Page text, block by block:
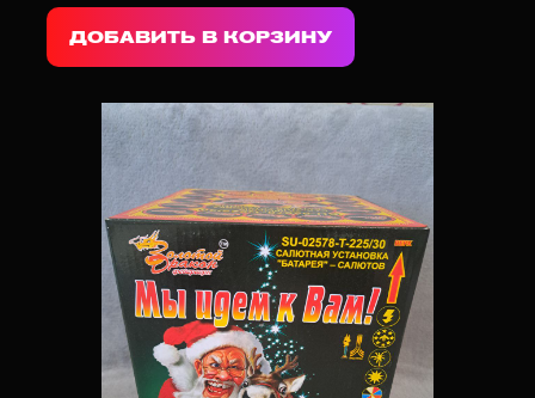
ДОБАВИТЬ В КОРЗИНУ